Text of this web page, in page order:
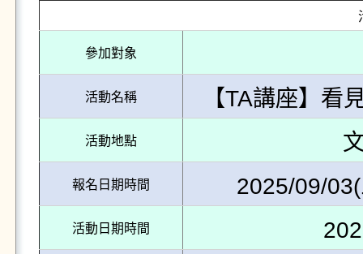
參加對象
活動名稱 【TA講座】看
活動地點
報名日期時間 2025/09/
活動日期時間